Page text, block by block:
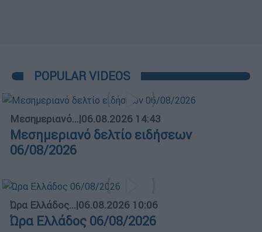
POPULAR VIDEOS
Μεσημεριανό...|06.08.2026 14:43
Μεσημεριανό δελτίο ειδήσεων
06/08/2026
Ώρα Ελλάδος...|06.08.2026 10:06
Ώρα Ελλάδος 06/08/2026